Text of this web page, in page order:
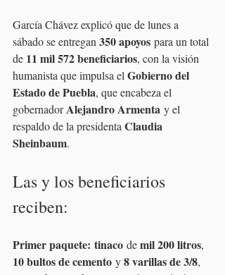
García Chávez explicó que de lunes a
sábado se entregan 350 apoyos para un total
de 11 mil 572 beneficiarios, con la visión
humanista que impulsa el Gobierno del
Estado de Puebla, que encabeza el
gobernador Alejandro Armenta y el
respaldo de la presidenta Claudia
Sheinbaum.
Las y los beneficiarios
reciben:
Primer paquete: tinaco de mil 200 litros,
10 bultos de cemento y 8 varillas de 3/8,